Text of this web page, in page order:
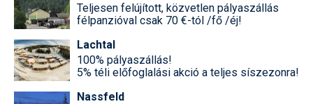
Teljesen felújított, közvetlen pályaszállás
félpanzióval csak 70 €-tól /fő /éj!
Lachtal
100% pályaszállás!
5% téli előfoglalási akció a teljes síszezonra!
Nassfeld